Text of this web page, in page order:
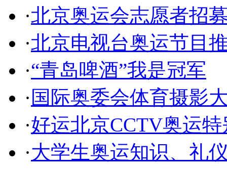
·北京奥运会志愿者招
·北京电视台奥运节目
·“青岛啤酒”我是冠军
· 国际奥委会体育摄影
·好运北京CCTV奥运
·大学生奥运知识、礼